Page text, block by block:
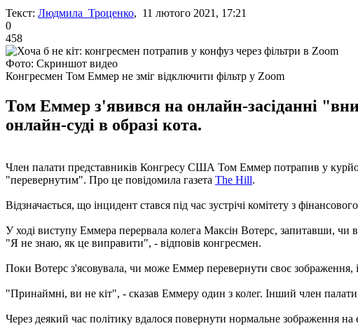
Текст: Людмила Троценко, 11 лютого 2021, 17:21
0
458
Фото: Скриншот видео
Конгресмен Том Еммер не зміг відключити фільтр у Zoom
Том Еммер з'явився на онлайн-засіданні
онлайн-суді в образі кота.
Член палати представників Конгресу США Том Еммер потрапив у
"перевернутим". Про це повідомила газета The Hill.
Відзначається, що інцидент стався під час зустрічі комітету з
У ході виступу Еммера перервала колега Максін Вотерс, запитавши, чи
"Я не знаю, як це виправити", - відповів конгресмен.
Поки Вотерс з'ясовувала, чи може Еммер перевернути своє зображення,
"Принаймні, ви не кіт", - сказав Еммеру один з колег. Інший член
Через деякий час політику вдалося повернути нормальне зображення на